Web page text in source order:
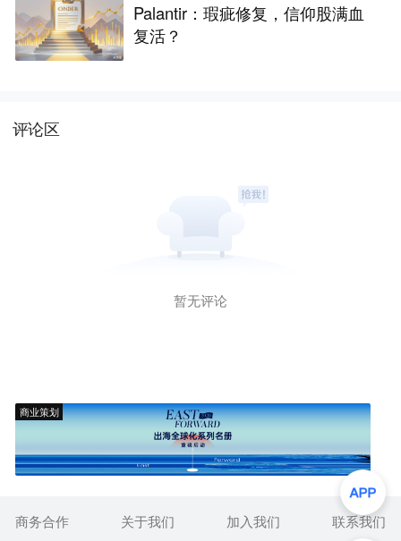
Palantir：瑕疵修复，信仰股满血
复活？
评论区
暂无评论
商业策划
商务合作 关于我们 加入我们 联系我们